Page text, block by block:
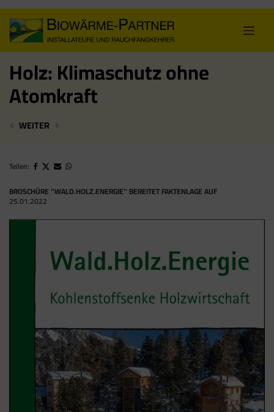
content
Holz: Klimaschutz ohne
Atomkraft
NEUER PODCAST: G’SCHEITHOLZ!
WEITER
Teilen:
BROSCHÜRE ''WALD.HOLZ.ENERGIE'' BEREITET FAKTENLAGE AUF
25.01.2022